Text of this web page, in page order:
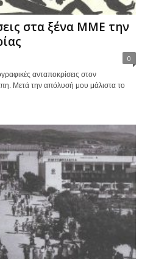
στα ξένα ΜΜΕ την
0
ανταποκρίσεις στον
Μετά την απόλυσή μου μάλιστα το